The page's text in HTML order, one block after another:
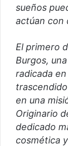
sueños
actúan con
El primero
Burgos,
radicada
en una
Originario
dedicado
cosmética